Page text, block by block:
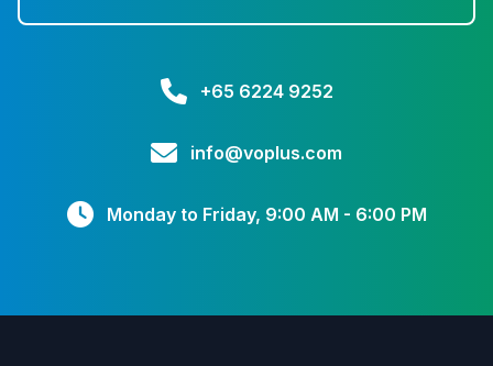
+65 6224 9252
info@voplus.com
Monday to Friday, 9:00 AM - 6:00 PM